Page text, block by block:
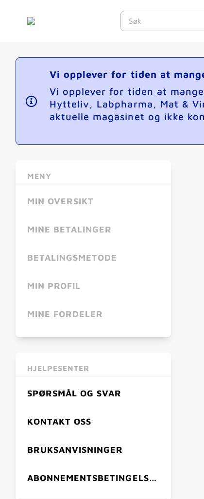
Vi opplever for tiden at
Vi opplever for tiden at
Hytteliv, Labpharma, Mat &
aktuelle magasinet og ikke
MENY
MIN OVERSIKT
MINE BETALINGER
BETALINGSMETODE
MIN PROFIL
MINE FORDELER
HJELPESENTER
SPØRSMÅL OG SVAR
KONTAKT OSS
BRUKSANVISNINGER
ABONNEMENTSBETINGELSER